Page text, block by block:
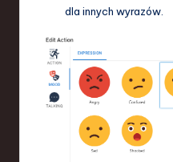
dla innych wyrazów.